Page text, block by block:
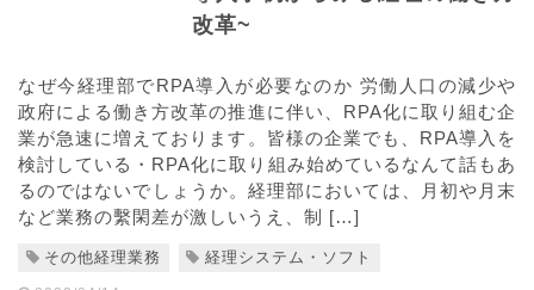
改革~
なぜ今経理部でRPA導入が必要なのか 労働人口の減少や
政府による働き方改革の推進に伴い、RPA化に取り組む企
業が急速に増えております。皆様の企業でも、RPA導入を
検討している・RPA化に取り組み始めているなんて話もあ
るのではないでしょうか。経理部においては、月初や月末
など業務の繫閑差が激しいうえ、制 […]
その他経理業務 経理システム・ソフト